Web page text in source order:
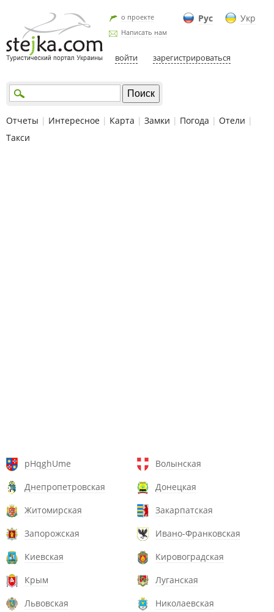
Рус Укр
о проекте
Написать нам
войти зарегистрироваться
Отчеты | Интересное | Карта | Замки | Погода | Отели |
Такси
pHqghUme
Волынская
Днепропетровская
Донецкая
Житомирская
Закарпатская
Запорожская
Ивано-Франковская
Киевская
Кировоградская
Крым
Луганская
Львовская
Николаевская